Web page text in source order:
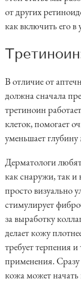
от других
как включить его в
В отличие от
должна сначала
третиноин
клеток, помогает
уменьшает
Дерматологи
как снаружи, так
просто визуально
стимулирует
за выработку
делает кожу
требует терпения
применения. Сразу
кожа может начать